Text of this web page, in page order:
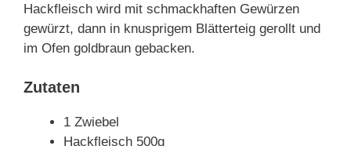
Hackfleisch wird mit schmackhaften Gewürzen
gewürzt, dann in knusprigem Blätterteig gerollt und
im Ofen goldbraun gebacken.
Zutaten
1 Zwiebel
Hackfleisch 500g